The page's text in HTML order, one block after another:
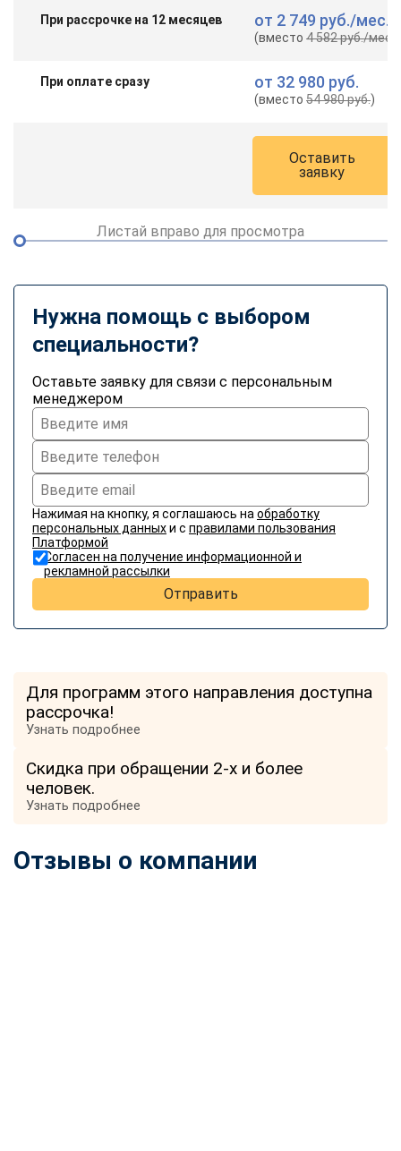
При рассрочке на 12 месяцев от 2 749 руб./мес.
(вместо4 582 руб./мес.
При оплате сразу от 32 980 руб.
(вместо54 980 руб.)
Оставить
заявку
Листай вправо для просмотра
Нужна помощь с выбором
специальности?
Оставьте заявку для связи с персональным
менеджером
Нажимая на кнопку, я соглашаюсь на обработку
персональных данныхи с правилами пользования
Платформой
Согласен на получение информационной и
рекламной рассылки
Отправить
Для программ этого направления доступна
рассрочка!
Узнать подробнее
Скидка при обращении 2-х и более
человек.
Узнать подробнее
Отзывы о компании